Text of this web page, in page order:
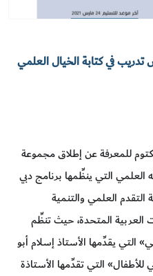
تدريب في كتابة الخيال العلمي
للمعرفة عن إطلاق مجموعة
العلمي التي ينظِّمها برنامج دبي
العلمي والتنمية
العربية المتحدة، حيث تنظِّم
التي يقدِّمها الأستاذ إسلام أبو
التي تقدِّمها الأستاذة